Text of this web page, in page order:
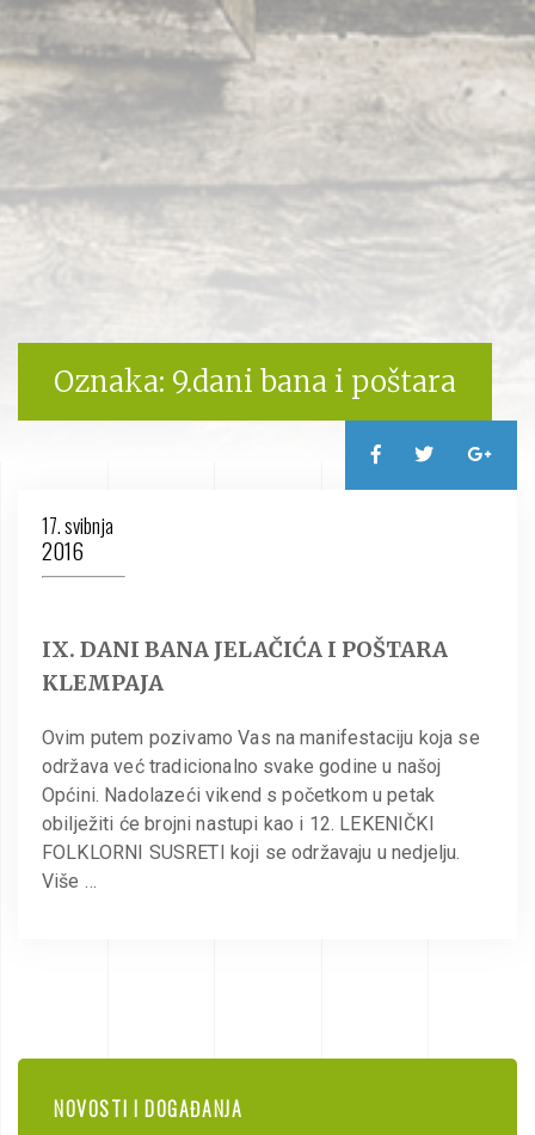
Oznaka: 9.dani bana i poštara
17. svibnja
2016
IX. DANI BANA JELAČIĆA I POŠTARA
KLEMPAJA
Ovim putem pozivamo Vas na manifestaciju koja se
održava već tradicionalno svake godine u našoj
Općini. Nadolazeći vikend s početkom u petak
obilježiti će brojni nastupi kao i 12. LEKENIČKI
FOLKLORNI SUSRETI koji se održavaju u nedjelju.
Više …
NOVOSTI I DOGAĐANJA